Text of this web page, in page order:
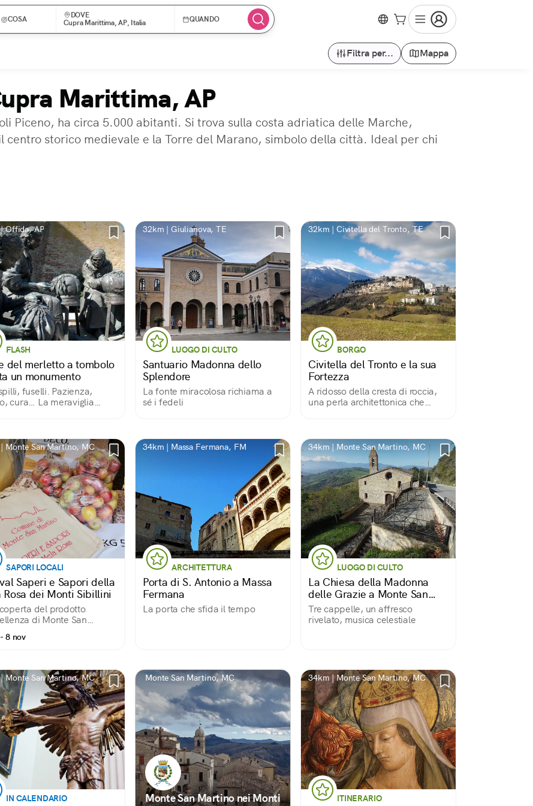
COSA
DOVE
Cupra Marittima, AP, Italia
QUANDO
Filtra per... Mappa
Marittima, AP
Piceno, ha circa 5.000 abitanti. Si trova sulla costa adriatica delle Marche,
centro storico medievale e la Torre del Marano, simbolo della città. Ideal per chi
Offida, AP
FLASH
del merletto a tombolo
un monumento
fuselli. Pazienza,
cura… La meraviglia
antica tramandata di
in figlia.
32km | Giulianova, TE
LUOGO DI CULTO
Santuario Madonna dello
Splendore
La fonte miracolosa richiama a
sé i fedeli
32km | Civitella del Tronto, TE
BORGO
Civitella del Tronto e la sua
Fortezza
A ridosso della cresta di roccia,
una perla architettonica che
Monte San Martino, MC
SAPORI LOCALI
Saperi e Sapori della
Rosa dei Monti Sibillini
del prodotto
di Monte San
8 nov
34km | Massa Fermana, FM
ARCHITETTURA
Porta di S. Antonio a Massa
Fermana
La porta che sfida il tempo
34km | Monte San Martino, MC
LUOGO DI CULTO
La Chiesa della Madonna
delle Grazie a Monte San
Martino
Tre cappelle, un affresco
rivelato, musica celestiale
Monte San Martino, MC
IN CALENDARIO
Monte San Martino, MC
Monte San Martino nei Monti
34km | Monte San Martino, MC
ITINERARIO